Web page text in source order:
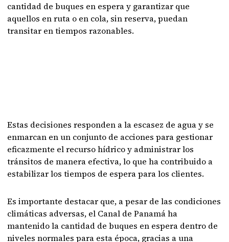
cantidad de buques en espera y garantizar que
aquellos en ruta o en cola, sin reserva, puedan
transitar en tiempos razonables.
Estas decisiones responden a la escasez de agua y se
enmarcan en un conjunto de acciones para gestionar
eficazmente el recurso hídrico y administrar los
tránsitos de manera efectiva, lo que ha contribuido a
estabilizar los tiempos de espera para los clientes.
Es importante destacar que, a pesar de las condiciones
climáticas adversas, el Canal de Panamá ha
mantenido la cantidad de buques en espera dentro de
niveles normales para esta época, gracias a una